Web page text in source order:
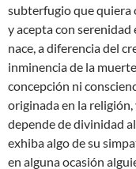
subterfugio que quiera
y acepta con serenidad
nace, a diferencia del
inminencia de la
concepción ni
originada en la
depende de divinidad
exhiba algo de su
en alguna ocasión